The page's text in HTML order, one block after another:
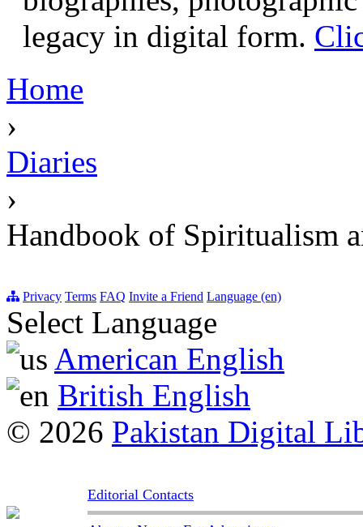
legacy in digital form.
Home
›
Diaries
›
Handbook of Spiritualism
Privacy Terms FAQ Invite a Friend Language (en)
Select Language
American English
British English
© 2026 Pakistan Digital
Editorial Contacts